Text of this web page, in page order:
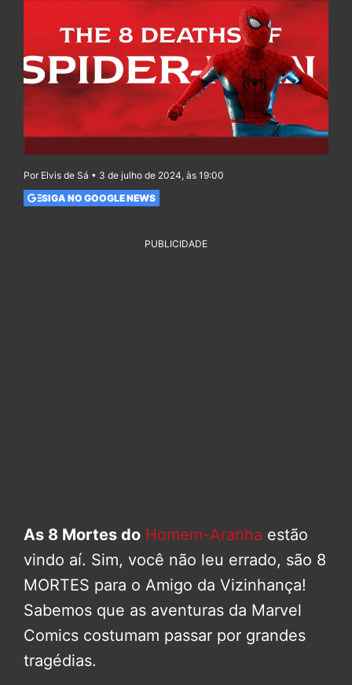
Por Elvis de Sá • 3 de julho de 2024, às 19:00
SIGA NO GOOGLE NEWS
PUBLICIDADE
As 8 Mortes do Homem-Aranha estão
vindo aí. Sim, você não leu errado, são 8
MORTES para o Amigo da Vizinhança!
Sabemos que as aventuras da Marvel
Comics costumam passar por grandes
tragédias.